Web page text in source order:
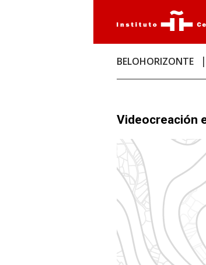
BELOHORIZONTE
Videocreación